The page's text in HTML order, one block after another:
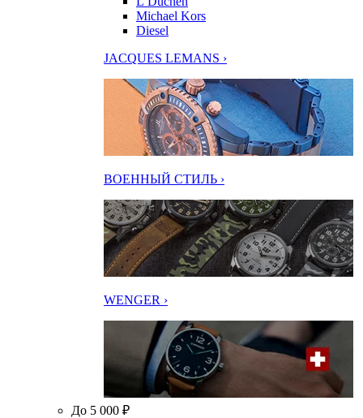
Michael Kors
Diesel
JACQUES LEMANS ›
ВОЕННЫЙ СТИЛЬ ›
WENGER ›
До 5 000 ₽